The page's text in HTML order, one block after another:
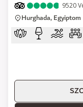
9520
Hurghada, Egyiptom